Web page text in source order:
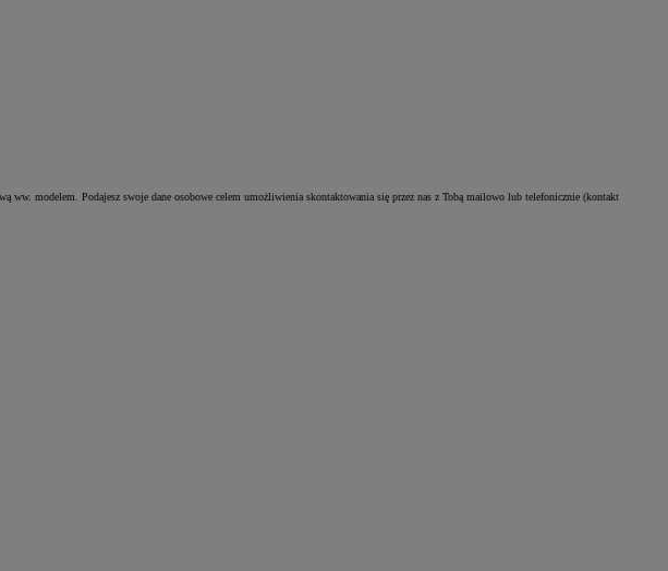
ww. modelem. Podajesz swoje dane osobowe celem umożliwienia skontaktowania się przez nas z Tobą mailowo lub telefonicznie (kontakt